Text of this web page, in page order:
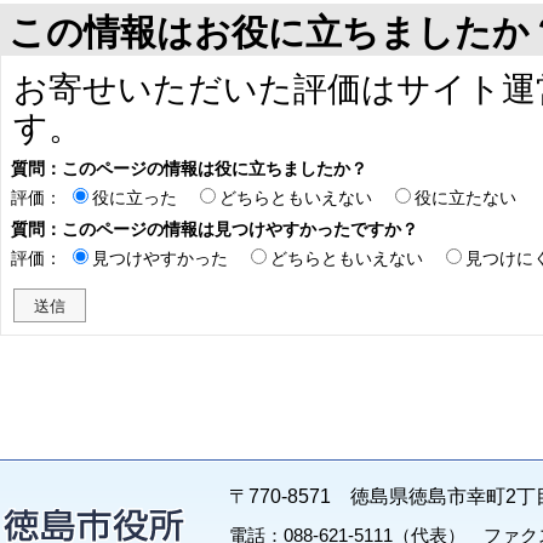
この情報はお役に立ちましたか
お寄せいただいた評価はサイト
す。
質問：このページの情報は役に立ちましたか？
評価：
役に立った どちらともいえない
役に立たない
質問：このページの情報は見つけやすかったですか？
評価：
見つけやすかった どちらともいえない 見つけに
〒770-8571 徳島県徳島市幸町2丁
電話：088-621-5111（代表） ファク